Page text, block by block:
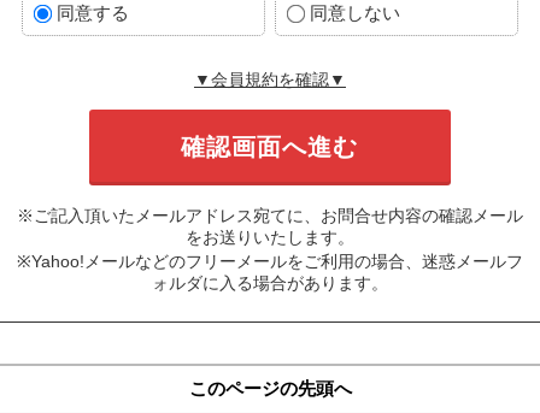
同意する 同意しない
▼会員規約を確認▼
※ご記入頂いたメールアドレス宛てに、お問合せ内容の確認メール
をお送りいたします。
※Yahoo!メールなどのフリーメールをご利用の場合、迷惑メールフ
ォルダに入る場合があります。
このページの先頭へ